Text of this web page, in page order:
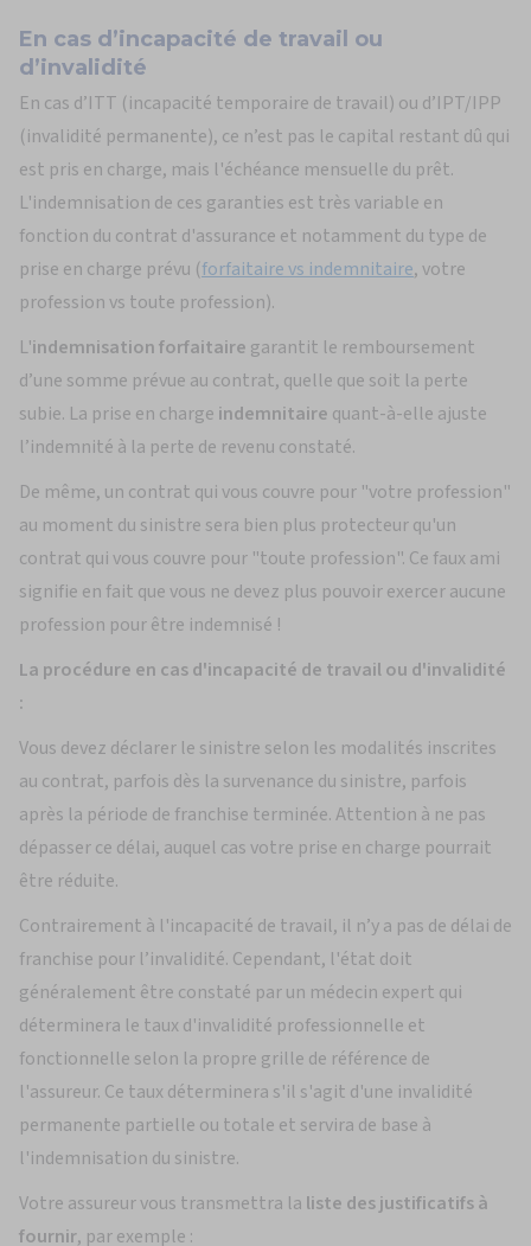
En cas d’incapacité de travail ou
d’invalidité
En cas d’ITT (incapacité temporaire de travail) ou d’IPT/IPP
(invalidité permanente), ce n’est pas le capital restant dû qui
est pris en charge, mais l'échéance mensuelle du prêt.
L'indemnisation de ces garanties est très variable en
fonction du contrat d'assurance et notamment du type de
prise en charge prévu (forfaitaire vs indemnitaire, votre
profession vs toute profession).
L'indemnisation forfaitaire garantit le remboursement
d’une somme prévue au contrat, quelle que soit la perte
subie. La prise en charge indemnitaire quant-à-elle ajuste
l’indemnité à la perte de revenu constaté.
De même, un contrat qui vous couvre pour "votre profession"
au moment du sinistre sera bien plus protecteur qu'un
contrat qui vous couvre pour "toute profession". Ce faux ami
signifie en fait que vous ne devez plus pouvoir exercer aucune
profession pour être indemnisé !
La procédure en cas d'incapacité de travail ou d'invalidité
:
Vous devez déclarer le sinistre selon les modalités inscrites
au contrat, parfois dès la survenance du sinistre, parfois
après la période de franchise terminée. Attention à ne pas
dépasser ce délai, auquel cas votre prise en charge pourrait
être réduite.
Contrairement à l'incapacité de travail, il n’y a pas de délai de
franchise pour l’invalidité. Cependant, l'état doit
généralement être constaté par un médecin expert qui
déterminera le taux d'invalidité professionnelle et
fonctionnelle selon la propre grille de référence de
l'assureur. Ce taux déterminera s'il s'agit d'une invalidité
permanente partielle ou totale et servira de base à
l'indemnisation du sinistre.
Votre assureur vous transmettra la liste des justificatifs à
fournir, par exemple :